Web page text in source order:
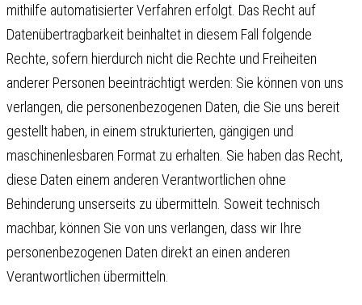
mithilfe automatisierter Verfahren erfolgt. Das Recht auf
Datenübertragbarkeit beinhaltet in diesem Fall folgende
Rechte, sofern hierdurch nicht die Rechte und Freiheiten
anderer Personen beeinträchtigt werden: Sie können von uns
verlangen, die personenbezogenen Daten, die Sie uns bereit
gestellt haben, in einem strukturierten, gängigen und
maschinenlesbaren Format zu erhalten. Sie haben das Recht,
diese Daten einem anderen Verantwortlichen ohne
Behinderung unserseits zu übermitteln. Soweit technisch
machbar, können Sie von uns verlangen, dass wir Ihre
personenbezogenen Daten direkt an einen anderen
Verantwortlichen übermitteln.